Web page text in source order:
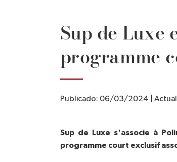
Sup de Luxe
programme
Publicado: 06/03/2024
Sup de Luxe s'associe à
programme court exclusif